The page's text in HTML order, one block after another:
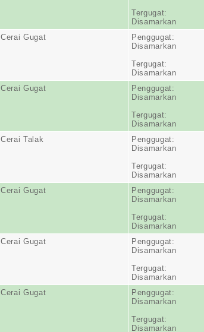
Tergugat:
Disamarkan
Cerai Gugat
Penggugat:
Disamarkan
Tergugat:
Disamarkan
Cerai Gugat
Penggugat:
Disamarkan
Tergugat:
Disamarkan
Cerai Talak
Penggugat:
Disamarkan
Tergugat:
Disamarkan
Cerai Gugat
Penggugat:
Disamarkan
Tergugat:
Disamarkan
Cerai Gugat
Penggugat:
Disamarkan
Tergugat:
Disamarkan
Cerai Gugat
Penggugat:
Disamarkan
Tergugat:
Disamarkan